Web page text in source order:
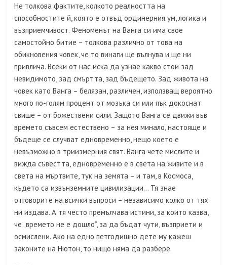
Не толкова фактите, колкото реалността на
способностите й, която е отвъд ординерния ум, логика и
възприемчивост. Феноменът на Ванга си има свое
самостойно битие – толкова различно от това на
обикновения човек, че то винаги ще вълнува и ще ни
привлича. Всеки от нас иска да узнае какво стои зад
невидимото, зад смъртта, зад бъдещето. Зад живота на
човек като Ванга – белязан, различен, използващ вероятно
много по-голям процент от мозъка си или пък докоснат
свише – от божествени сили. Защото Ванга се движи във
времето съвсем естествено – за нея минало, настояще и
бъдеще се случват едновременно, нещо което е
невъзможно в триизмерния свят. Ванга чете мислите и
вижда съвестта, едновременно е в света на живите и в
света на мъртвите, тук на земята – и там, в Космоса,
където са извънземните цивилизации… Тя знае
отговорите на всички въпроси – независимо колко от тях
ни издава. А тя често премълчава истини, за които казва,
че „времето не е дошло“, за да бъдат чути, възприети и
осмислени. Ако на едно петгодишно дете му кажеш
законите на Нютон, то нищо няма да разбере.